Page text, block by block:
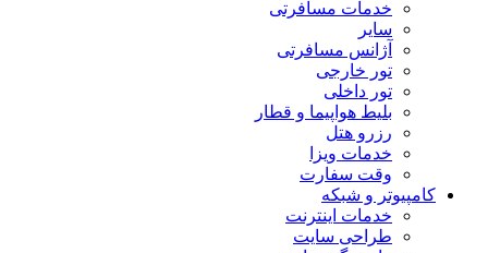
خدمات مسافرتی
سایر
آژانس مسافرتی
تور خارجی
تور داخلی
بلیط هواپیما و قطار
رزرو هتل
خدمات ویزا
وقت سفارت
کامپیوتر و شبکه
خدمات اینترنت
طراحی سایت